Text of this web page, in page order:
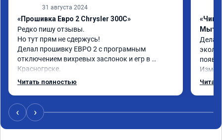
31 августа 2024
«Прошивка Евро 2 Chrysler 300C»
Редко пишу отзывы.
Но тут прям не сдержусь!
Делал прошивку ЕВРО 2 с програмным
отключением вихревых заслонок и егр в
Красногрске.
Все прошло отлично,расход топлива
вихревых заслонок в аварийном режиме,но и
до удаления их расход топлива был выше чем
сейчас.
Читать полностью
«Чип
Делал
потом
‹ ›